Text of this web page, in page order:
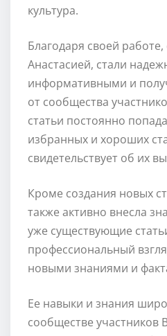
культура.
Благодаря своей
Анастасией, стали
информативными и
от сообщества
статьи постоянно
избранных и хороших
свидетельствует об их
Кроме создания новых
также активно внесла
уже существующие
профессиональный
новыми знаниями и
Ее навыки и знания
сообществе участников